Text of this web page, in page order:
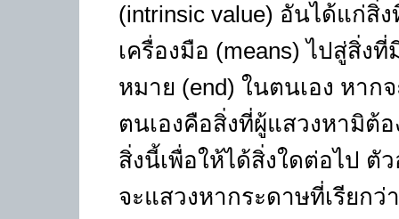
(intrinsic value) อันได้แก่สิ่
เครื่องมือ (means) ไปสู่สิ่ง
หมาย (end) ในตนเอง หาก
ตนเองคือสิ่งที่ผู้แสวงหามิต้
สิ่งนี้เพื่อให้ได้สิ่งใดต่อไป ตั
จะแสวงหากระดาษที่เรียกว่